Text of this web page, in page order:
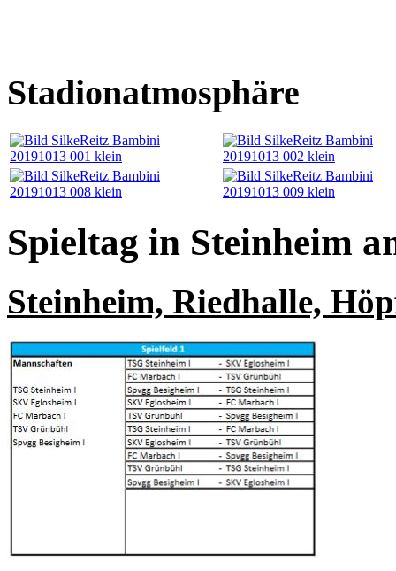
Stadionatmosphäre
Spieltag in Steinheim
Steinheim, Riedhalle,